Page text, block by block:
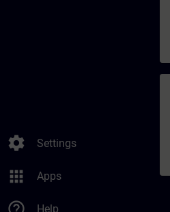
settings Settings
apps Apps
Help